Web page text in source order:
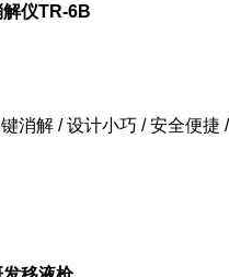
仪TR-6B
消解 / 设计小巧 / 安全便捷